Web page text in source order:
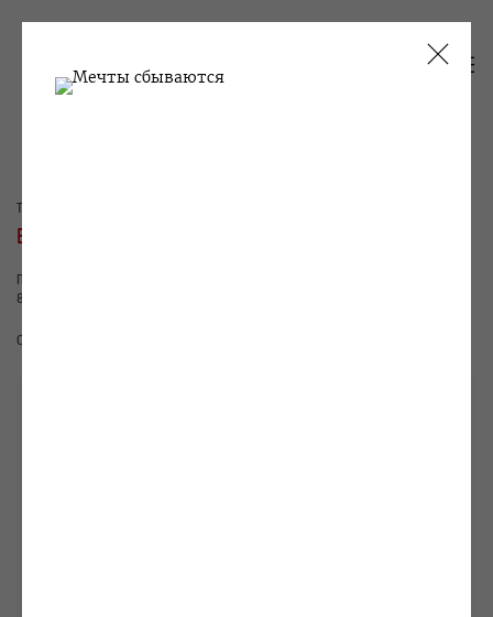
ТЕКУЩИЕ
ЕГОР КОШЕЛЕВ
ПОСЛЕДНИЙ ХУД. И ВЫСТАВКА, КОТОРОЙ НЕ СЛУЧИЛОСЬ
8 АПРЕЛЯ - 14 МАЯ 2011
ОБЗОР